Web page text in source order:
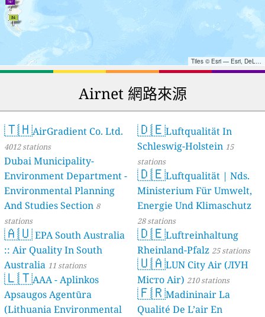
Tiles © Esri — Esri, DeLorme, NAVTEQ, TomTom, Intermap, iPC, USGS, FAO, NPS, NRCAN, GeoBase, Kadaster NL, Ordnance Survey, Esri Japan, METI, Esri China (Hong Kong), and the GIS User Community
Airnet 網路來源
🇹🇭AirGradient Co. Ltd.
4012 stations
Dubai Municipality-
Environment Department -
Environmental Planning
And Studies Section 8
stations
🇦🇺EPA South Australia
:: Air Quality In South
Australia 11 stations
🇱🇹AAA - Aplinkos
Apsaugos Agentūra
(Lithuania Environmental
🇩🇪Luftqualität In
Schleswig-Holstein 15
stations
🇩🇪Luftqualität | Nds.
Ministerium Für Umwelt,
Energie Und Klimaschutz
28 stations
🇩🇪Luftreinhaltung
Rheinland-Pfalz 25 stations
🇺🇦LUN City Air (ЛУН
Місто Air) 210 stations
🇫🇷Madininair La
Qualité De L’air En